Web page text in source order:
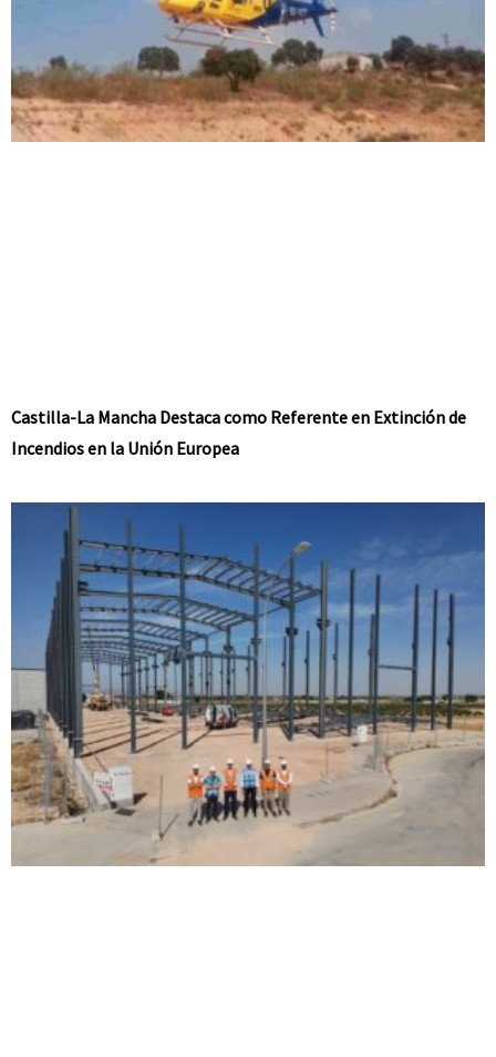
Castilla-La Mancha Destaca como Referente en Extinción de
Incendios en la Unión Europea